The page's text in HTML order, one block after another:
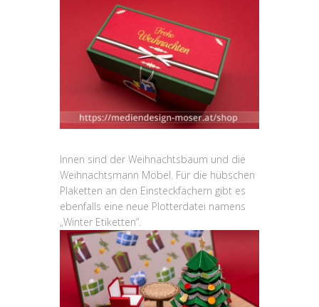
Innen sind der Weihnachtsbaum und die
Weihnachtsmann Möbel. Für die hübschen
Plaketten an den Einsteckfächern gibt es
ebenfalls eine neue Plotterdatei namens
„Winter Etiketten“.